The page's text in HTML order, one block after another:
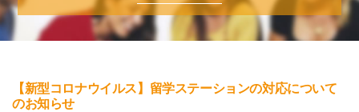
【新型コロナウイルス】留学ステーションの対応について
のお知らせ